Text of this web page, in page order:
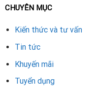
CHUYÊN MỤC
Kiến thức và tư vấn
Tin tức
Khuyến mãi
Tuyển dụng